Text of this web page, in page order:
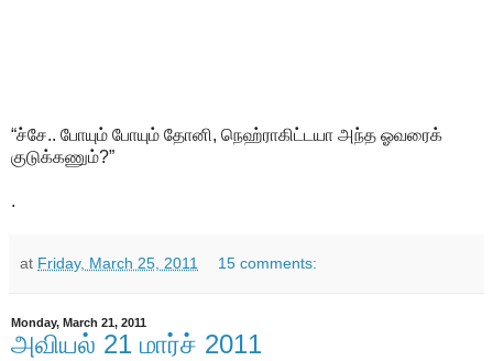
“ச்சே.. போயும் போயும் தோனி, நெஹ்ராகிட்டயா அந்த ஓவரைக்
குடுக்கணும்?”
.
at Friday, March 25, 2011 15 comments:
Monday, March 21, 2011
அவியல் 21 மார்ச் 2011